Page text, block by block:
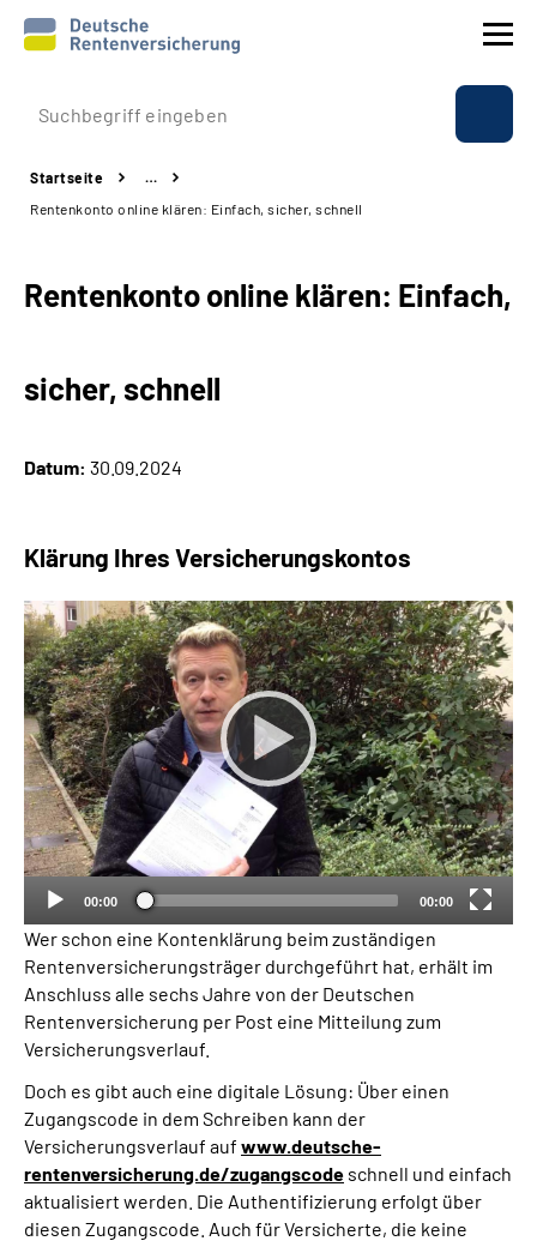
Prävention
Reha
Experten
Über uns & Presse
Suche
Language
Inhalte in Gebärdensprache (DGS)
Leichte Sprache
Mein Kundenportal
Startseite
…
Rentenkonto online klären: Einfach, sicher, schnell
Rentenkonto online klären: Einfach,
sicher, schnell
Datum: 30.09.2024
Klärung Ihres Versicherungskontos
00:00 00:00
Wer schon eine Kontenklärung beim zuständigen
Rentenversicherungsträger durchgeführt hat, erhält im
Anschluss alle sechs Jahre von der Deutschen
Rentenversicherung per Post eine Mitteilung zum
Versicherungsverlauf.
Doch es gibt auch eine digitale Lösung: Über einen
Zugangscode in dem Schreiben kann der
Versicherungsverlauf auf www.deutsche-
rentenversicherung.de/zugangscode schnell und einfach
aktualisiert werden. Die Authentifizierung erfolgt über
diesen Zugangscode. Auch für Versicherte, die keine